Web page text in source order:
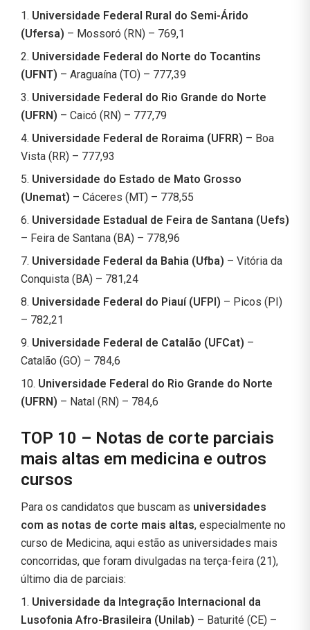
1. Universidade Federal Rural do Semi-Árido
(Ufersa) – Mossoró (RN) – 769,1
2. Universidade Federal do Norte do Tocantins
(UFNT) – Araguaína (TO) – 777,39
3. Universidade Federal do Rio Grande do Norte
(UFRN) – Caicó (RN) – 777,79
4. Universidade Federal de Roraima (UFRR) – Boa
Vista (RR) – 777,93
5. Universidade do Estado de Mato Grosso
(Unemat) – Cáceres (MT) – 778,55
6. Universidade Estadual de Feira de Santana (Uefs)
– Feira de Santana (BA) – 778,96
7. Universidade Federal da Bahia (Ufba) – Vitória da
Conquista (BA) – 781,24
8. Universidade Federal do Piauí (UFPI) – Picos (PI)
– 782,21
9. Universidade Federal de Catalão (UFCat) –
Catalão (GO) – 784,6
10. Universidade Federal do Rio Grande do Norte
(UFRN) – Natal (RN) – 784,6
TOP 10 – Notas de corte parciais
mais altas em medicina e outros
cursos
Para os candidatos que buscam as universidades
com as notas de corte mais altas, especialmente no
curso de Medicina, aqui estão as universidades mais
concorridas, que foram divulgadas na terça-feira (21),
último dia de parciais:
1. Universidade da Integração Internacional da
Lusofonia Afro-Brasileira (Unilab) – Baturité (CE) –